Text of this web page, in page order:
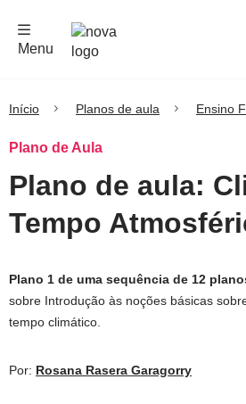
Menu
Início Planos de aula Ensino
Plano de Aula
Plano de aula:
Tempo
Plano 1 de uma sequência de 12
sobre Introdução às noções básicas
tempo climático.
Por: Rosana Rasera Garagorry